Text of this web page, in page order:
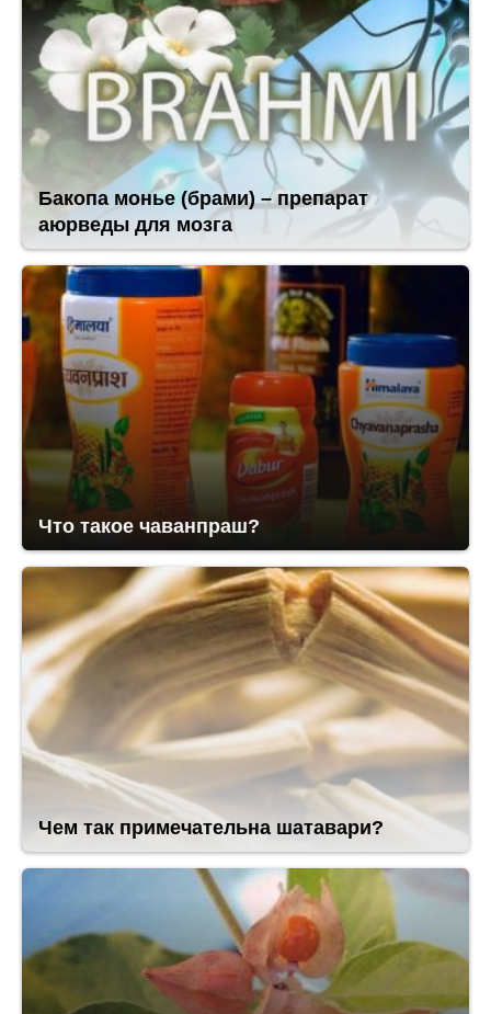
Бакопа монье (брами) – препарат
аюрведы для мозга
Что такое чаванпраш?
Чем так примечательна шатавари?